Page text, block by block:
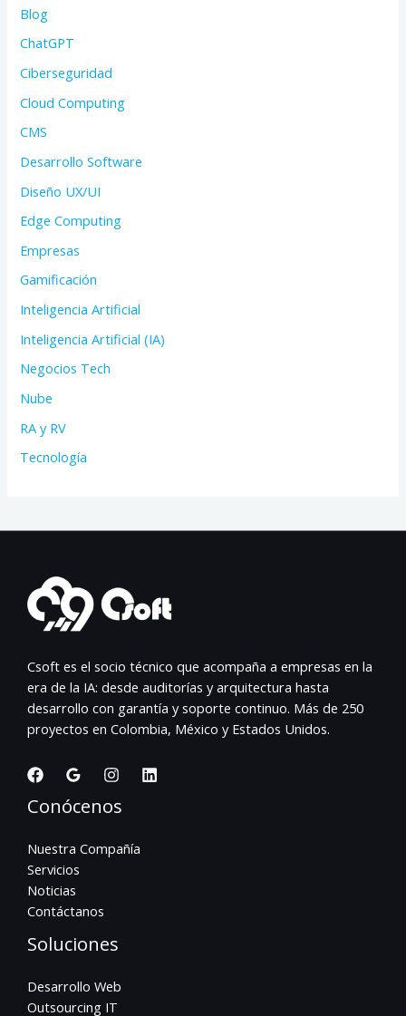
Blog
ChatGPT
Ciberseguridad
Cloud Computing
CMS
Desarrollo Software
Diseño UX/UI
Edge Computing
Empresas
Gamificación
Inteligencia Artificial
Inteligencia Artificial (IA)
Negocios Tech
Nube
RA y RV
Tecnología
Csoft es el socio técnico que acompaña a empresas en la
era de la IA: desde auditorías y arquitectura hasta
desarrollo con garantía y soporte continuo. Más de 250
proyectos en Colombia, México y Estados Unidos.
Conócenos
Nuestra Compañía
Servicios
Noticias
Contáctanos
Soluciones
Desarrollo Web
Outsourcing IT